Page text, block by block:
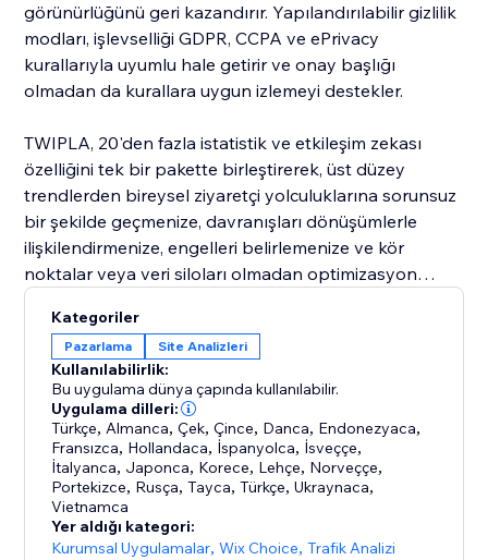
görünürlüğünü geri kazandırır. Yapılandırılabilir gizlilik
modları, işlevselliği GDPR, CCPA ve ePrivacy
kurallarıyla uyumlu hale getirir ve onay başlığı
olmadan da kurallara uygun izlemeyi destekler.
TWIPLA, 20'den fazla istatistik ve etkileşim zekası
özelliğini tek bir pakette birleştirerek, üst düzey
trendlerden bireysel ziyaretçi yolculuklarına sorunsuz
bir şekilde geçmenize, davranışları dönüşümlerle
ilişkilendirmenize, engelleri belirlemenize ve kör
noktalar veya veri siloları olmadan optimizasyon
TUM, Le Mans Endurance Management ve
Lüksemburg Temsilciler Meclisi dahil olmak üzere 2,5
milyondan fazla web sitesi tarafından güvenilen
çözümümüz, dünya çapında çeşitli sektörlerdeki
kuruluşları ve dijital ekipleri desteklemektedir.
Kategoriler
Pazarlama Site Analizleri
Kullanılabilirlik:
Bu uygulama dünya çapında kullanılabilir.
Uygulama dilleri:
Türkçe, Almanca,Çek,Çince, Danca, Endonezyaca,
Fransızca, Hollandaca, İspanyolca, İsveççe,
İtalyanca, Japonca, Korece, Lehçe, Norveççe,
Portekizce, Rusça,Tayca,Türkçe,Ukraynaca,
Vietnamca
Yer aldığı kategori:
Kurumsal Uygulamalar,Wix Choice,Trafik Analizi